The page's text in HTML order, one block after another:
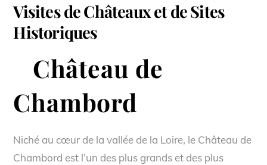
Visites de Châteaux et de Sites
Historiques
Château de
Chambord
Niché au cœur de la vallée de la Loire, le Château de
Chambord est l’un des plus grands et des plus